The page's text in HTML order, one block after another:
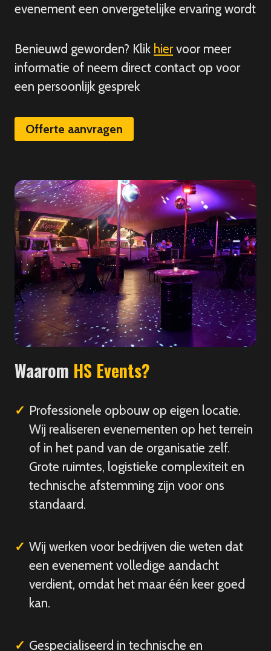
evenement een onvergetelijke ervaring wordt
Benieuwd geworden? Klik hiervoor meer
informatie of neem direct contact op voor
een persoonlijk gesprek
Offerte aanvragen
Waarom HS Events?
Professionele opbouw op eigen locatie.
Wij realiseren evenementen op het terrein
of in het pand van de organisatie zelf.
Grote ruimtes, logistieke complexiteit en
technische afstemming zijn voor ons
standaard.
Wij werken voor bedrijven die weten dat
een evenement volledige aandacht
verdient, omdat het maar één keer goed
kan.
Gespecialiseerd in technische en